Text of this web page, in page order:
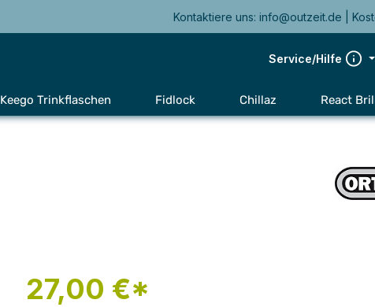
Kontaktiere uns: info@outzeit.de |
Service/Hilfe
Keego Trinkflaschen Fidlock Chillaz React
27,00 €*